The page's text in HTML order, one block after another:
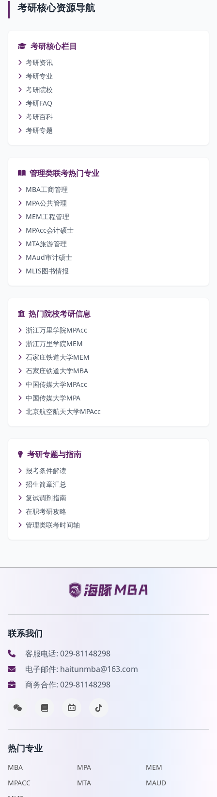
考研核心资源导航
考研核心栏目
考研资讯
考研专业
考研院校
考研FAQ
考研百科
考研专题
管理类联考热门专业
MBA工商管理
MPA公共管理
MEM工程管理
MPAcc会计硕士
MTA旅游管理
MAud审计硕士
MLIS图书情报
热门院校考研信息
浙江万里学院MPAcc
浙江万里学院MEM
石家庄铁道大学MEM
石家庄铁道大学MBA
中国传媒大学MPAcc
中国传媒大学MPA
北京航空航天大学MPAcc
考研专题与指南
报考条件解读
招生简章汇总
复试调剂指南
在职考研攻略
管理类联考时间轴
联系我们
客服电话: 029-81148298
电子邮件: haitunmba@163.com
商务合作: 029-81148298
热门专业
MBA MPA
MEM
MPACC
MTA
MAUD